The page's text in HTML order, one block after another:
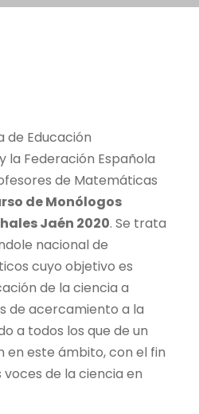
de Educación
la Federación Española
de Matemáticas
de Monólogos
Jaén 2020. Se trata
nacional de
cuyo objetivo es
de la ciencia a
de acercamiento a la
a todos los que de un
este ámbito, con el fin
de la ciencia en